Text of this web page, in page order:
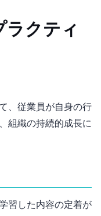
ラクティ
、従業員が自身の行
組織の持続的成長に
習した内容の定着が